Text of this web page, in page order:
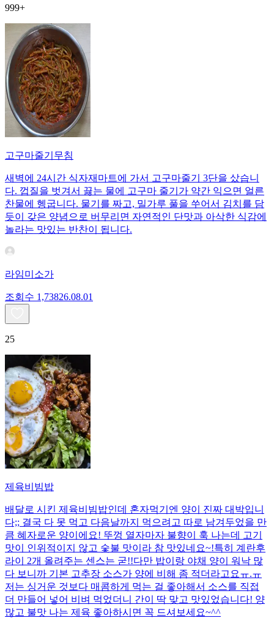
999+
고구마줄기무침
새벽에 24시간 식자재마트에 가서 고구마줄기 3단을 샀습니
다. 껍질을 벗겨서 끓는 물에 고구마 줄기가 약간 익으면 얼른
찬물에 헹굽니다. 물기를 짜고, 밀가루 풀을 쑤어서 김치를 담
듯이 갖은 양념으로 버무리면 자연적인 단맛과 아삭한 식감에
놀라는 맛있는 반찬이 됩니다.
라임미소가
조회수 1,73826.08.01
25
제육비빔밥
배달로 시킨 제육비빔밥인데 혼자먹기엔 양이 진짜 대박입니
다;; 결국 다 못 먹고 다음날까지 먹으려고 따로 남겨두었을 만
큼 혜자로운 양이에요! 뚜껑 열자마자 불향이 훅 나는데 고기
맛이 인위적이지 않고 숯불 맛이라 참 맛있네요~!특히 계란후
라이 2개 올려주는 센스는 굳!! ​다만 밥이랑 야채 양이 워낙 많
다 보니까 기본 고추장 소스가 양에 비해 좀 적더라고요ㅠ.ㅠ
저는 싱거운 것보다 매콤하게 먹는 걸 좋아해서 소스를 직접
더 만들어 넣어 비벼 먹었더니 간이 딱 맞고 맛있었습니다! 양
많고 불맛 나는 제육 좋아하시면 꼭 드셔보세요~^^